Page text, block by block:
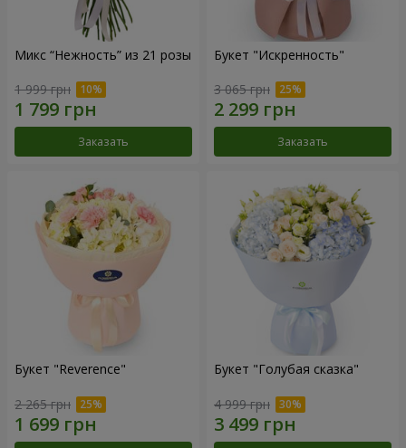
Микс “Нежность” из 21 розы
1 999 грн
Заказать
Букет "Искренность"
3 065 грн
Заказать
Букет "Reverence"
2 265 грн
Букет "Голубая сказка"
4 999 грн